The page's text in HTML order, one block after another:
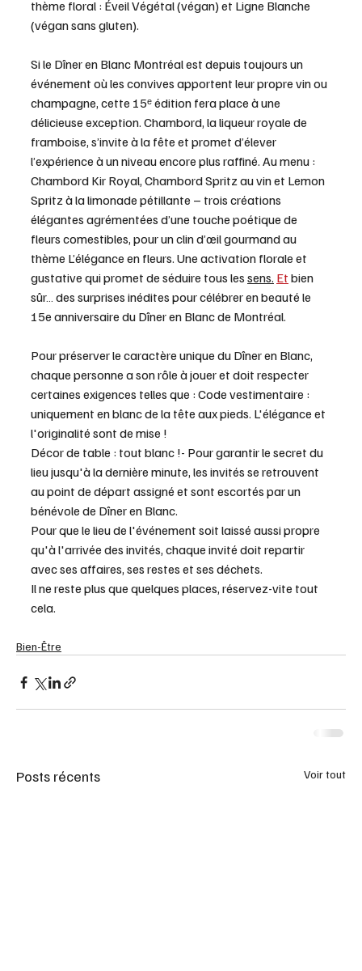
thème floral : Éveil Végétal (végan) et Ligne Blanche
(végan sans gluten).
Si le Dîner en Blanc Montréal est depuis toujours un
événement où les convives apportent leur propre vin ou
champagne, cette 15ᵉ édition fera place à une
délicieuse exception. Chambord, la liqueur royale de
framboise, s’invite à la fête et promet d’élever
l’expérience à un niveau encore plus raffiné. Au menu :
Chambord Kir Royal, Chambord Spritz au vin et Lemon
Spritz à la limonade pétillante – trois créations
élégantes agrémentées d’une touche poétique de
fleurs comestibles, pour un clin d’œil gourmand au
thème L’élégance en fleurs. Une activation florale et
gustative qui promet de séduire tous les sens. Et bien
sûr… des surprises inédites pour célébrer en beauté le
15e anniversaire du Dîner en Blanc de Montréal.
Pour préserver le caractère unique du Dîner en Blanc,
chaque personne a son rôle à jouer et doit respecter
certaines exigences telles que : Code vestimentaire :
uniquement en blanc de la tête aux pieds. L'élégance et
l'originalité sont de mise !
Décor de table : tout blanc !- Pour garantir le secret du
lieu jusqu'à la dernière minute, les invités se retrouvent
au point de départ assigné et sont escortés par un
bénévole de Dîner en Blanc.
Pour que le lieu de l'événement soit laissé aussi propre
qu'à l'arrivée des invités, chaque invité doit repartir
avec ses affaires, ses restes et ses déchets.
Il ne reste plus que quelques places, réservez-vite tout
cela.
Bien-Être
Posts récents Voir tout